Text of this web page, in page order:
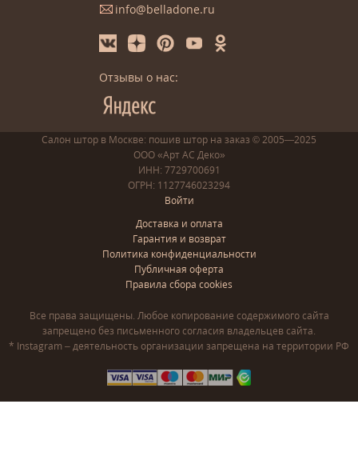
info@belladone.ru
Отзывы о нас:
Салон штор в Москве: пошив штор на заказ © 2005—2025
ООО «Арт АС Деко»
ИНН: 7729700691
ОГРН: 1127746023294
Войти
Доставка и оплата
Гарантия и возврат
Политика конфиденциальности
Публичная оферта
Правила сбора cookies
Все права защищены. Любое копирование содержимого сайта
запрещено без письменного согласия владельцев сайта.
* Instagram – деятельность организации запрещена на территории РФ